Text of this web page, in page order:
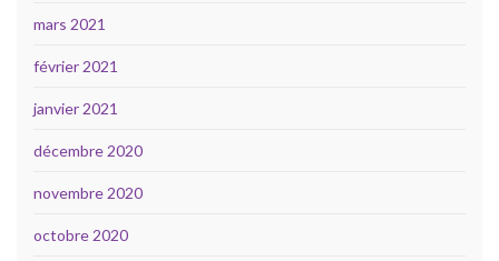
mars 2021
février 2021
janvier 2021
décembre 2020
novembre 2020
octobre 2020